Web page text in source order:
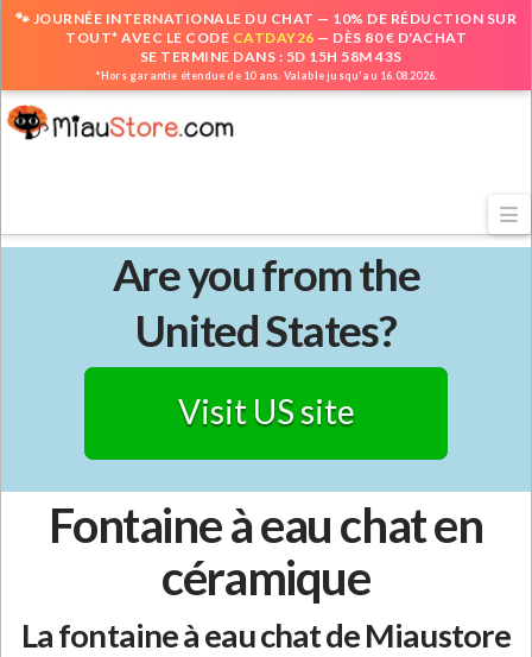
🐾 JOURNÉE INTERNATIONALE DU CHAT — 10% DE RÉDUCTION SUR
TOUT* AVEC LE CODE CATDAY26 — DÈS 80 € D'ACHAT
SE TERMINE DANS : 5D 15H 58M 42S
*Hors garantie étendue de 10 ans. Valable jusqu'au 16.08.2026.
Are you from the
United States?
Visit US site
Fontaine à eau chat en
céramique
La fontaine à eau chat de Miaustore